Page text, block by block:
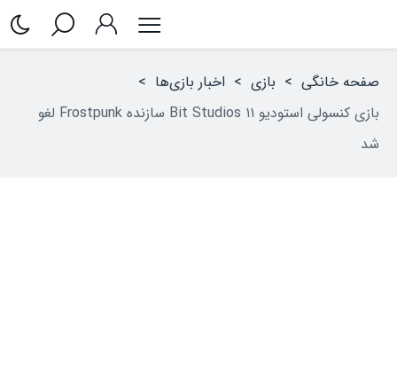
صفحه خانگی > بازی > اخبار بازی‌ها >
بازی کنسولی استودیو ۱۱ Bit Studios سازنده Frostpunk لغو
شد